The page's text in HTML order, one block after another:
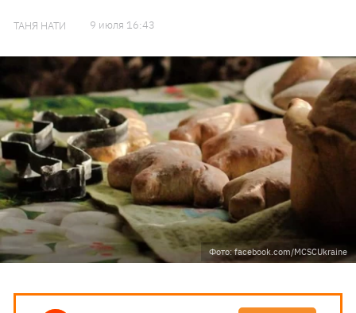
ТАНЯ НАТИ 9 июля 16:43
Фото: facebook.com/MCSCUkraine